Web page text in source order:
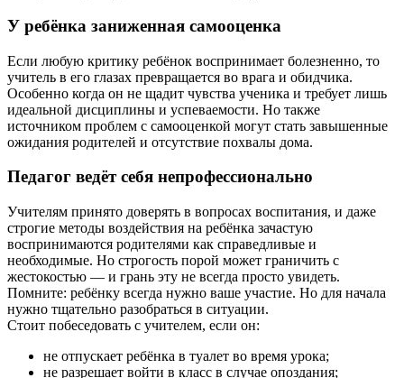
У ребёнка заниженная самооценка
Если любую критику ребёнок воспринимает болезненно, то
учитель в его глазах превращается во врага и обидчика.
Особенно когда он не щадит чувства ученика и требует лишь
идеальной дисциплины и успеваемости. Но также
источником проблем с самооценкой могут стать завышенные
ожидания родителей и отсутствие похвалы дома.
Педагог ведёт себя непрофессионально
Учителям принято доверять в вопросах воспитания, и даже
строгие методы воздействия на ребёнка зачастую
воспринимаются родителями как справедливые и
необходимые. Но строгость порой может граничить с
жестокостью — и грань эту не всегда просто увидеть.
Помните: ребёнку всегда нужно ваше участие. Но для начала
нужно тщательно разобраться в ситуации.
Стоит побеседовать с учителем, если он:
не отпускает ребёнка в туалет во время урока;
не разрешает войти в класс в случае опоздания;